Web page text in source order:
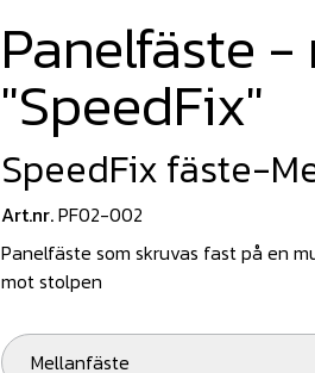
Panelfäste -
"SpeedFix"
SpeedFix fäste-
Art.nr.PF02-002
Panelfäste som skruvas fast på en
mot stolpen
Mellanfäste